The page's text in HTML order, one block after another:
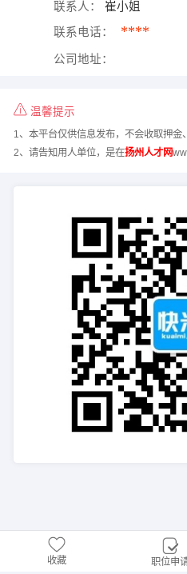
联系人： 崔小姐
联系电话： ****
公司地址：
温馨提示
1、本平台仅供信息发布，不会收取押金
2、请告知用人单位，是在扬州人才网
收藏 职位申